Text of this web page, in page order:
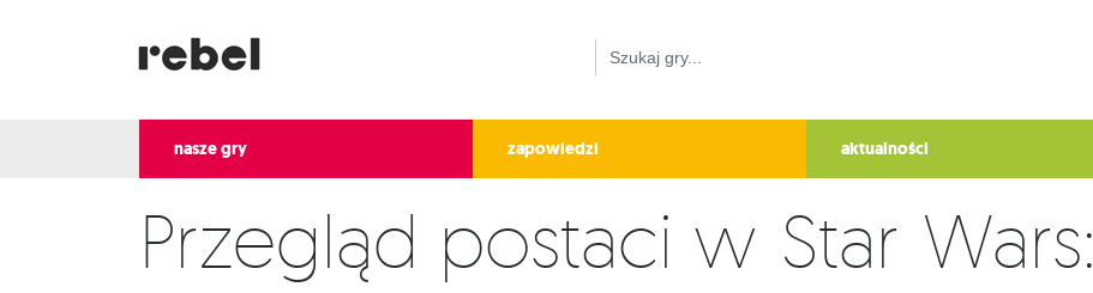
nasze gry zapowiedzi aktualności
Przegląd postaci w Star Wars: